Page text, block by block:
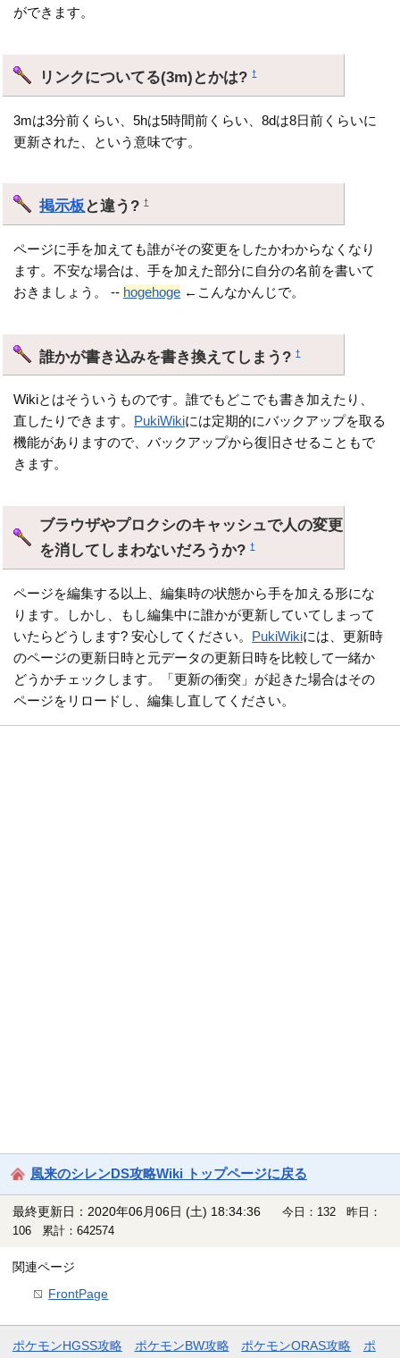
ができます。
リンクについてる(3m)とかは?†
3mは3分前くらい、5hは5時間前くらい、8dは8日前くらいに
更新された、という意味です。
掲示板 と違う?†
ページに手を加えても誰がその変更をしたかわからなくなり
ます。不安な場合は、手を加えた部分に自分の名前を書いて
おきましょう。 -- hogehoge ←こんなかんじで。
誰かが書き込みを書き換えてしまう?†
Wikiとはそういうものです。誰でもどこでも書き加えたり、
直したりできます。 PukiWikiには定期的にバックアップを取る
機能がありますので、バックアップから復旧させることもで
きます。
ブラウザやプロクシのキャッシュで人の変更
を消してしまわないだろうか?†
ページを編集する以上、編集時の状態から手を加える形にな
ります。しかし、もし編集中に誰かが更新していてしまって
いたらどうします? 安心してください。 PukiWikiには、更新時
のページの更新日時と元データの更新日時を比較して一緒か
どうかチェックします。「更新の衝突」が起きた場合はその
ページをリロードし、編集し直してください。
風来のシレンDS攻略Wiki トップページに戻る
最終更新日：2020年06月06日 (土) 18:34:36
今日：132 昨日：
106 累計：642574
関連ページ
FrontPage
ポケモンHGSS攻略 ポケモンBW攻略 ポケモンORAS攻略 ポ